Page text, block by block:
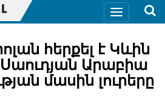
հերքել է Կևին
Սաուդյան Արաբիա
մասին լուրերը